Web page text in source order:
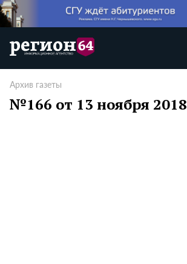
Архив газеты
№166 от 13 ноября 2018